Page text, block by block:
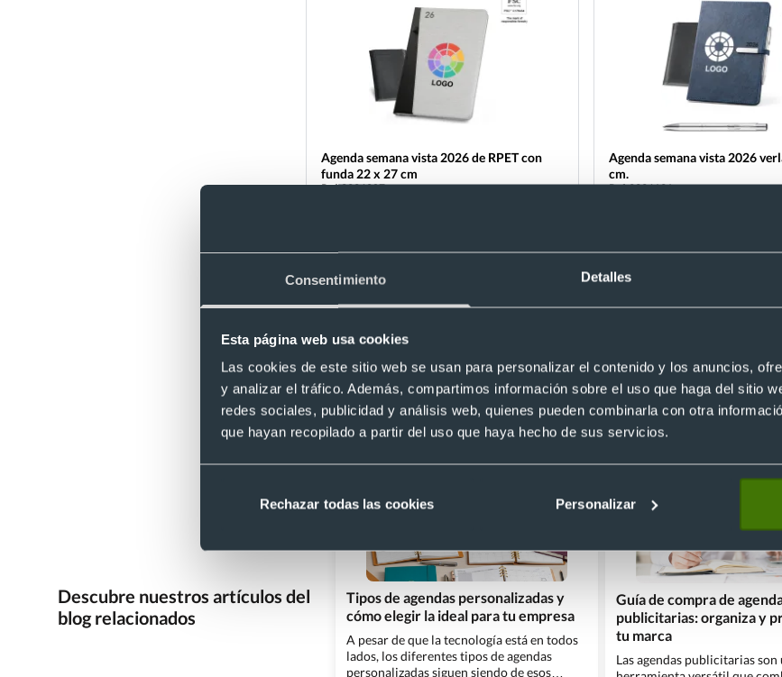
Consentimiento Detalles
Esta página web usa cookies
Las cookies de este sitio web se usan para personalizar el contenido y los anuncios,
y analizar el tráfico. Además, compartimos información sobre el uso que haga del sitio
redes sociales, publicidad y análisis web, quienes pueden combinarla con otra
que hayan recopilado a partir del uso que haya hecho de sus servicios.
Rechazar todas las cookies Personalizar
Agenda semana vista 2026 de RPET con
funda 22 x 27 cm
Ref. 9996207
Agenda semana vista 2026
cm.
Ref. 9996191
Categorías relacionadas
Bolígrafos originales personalizados Calendarios de mesa Calendarios
Calendarios de bolsillo
Agendas ecológicas Welcome packs
Descubre nuestros artículos del
blog relacionados
Tipos de agendas personalizadas y
cómo elegir la ideal para tu empresa
A pesar de que la tecnología está en todos
lados, los diferentes tipos de agendas
personalizadas siguen siendo de esos
Guía de compra de
publicitarias: organiza y
tu marca
Las agendas publicitarias son